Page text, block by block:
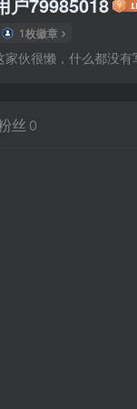
1枚徽章
家伙很懒，什么都没有
丝 0